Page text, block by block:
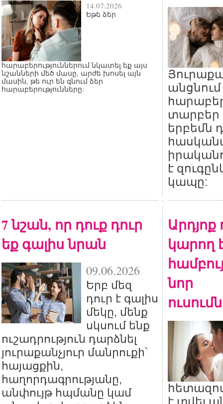
14.07.2026
Եթե ձեր
հարաբերություններում նկատել եք այս
նշանների մեծ մասը, արժե խոսել այն
մասին, թե ուր են գնում ձեր
հարաբերությունները:
անցնում
տարբեր
երբեմն
է
կապը:
7 նշան, որ դուք դուր
եք գալիս նրան
09.06.2026
Երբ մեզ
դուր է գալիս
մեկը, մենք
սկսում ենք
ուշադրություն դարձնել
յուրաքանչյուր մանրուքի՝
հայացքին,
հաղորդագրությանը,
անփույթ հպմանը կամ
կարող
նոր